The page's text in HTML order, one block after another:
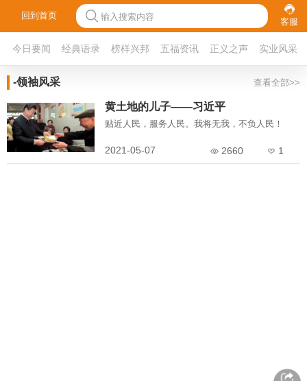
回到首页 输入搜索内容 客服
今日要闻 经典语录 榜样兴邦 五福资讯 正义之声 实业风采
-领袖风采 查看全部>>
黄土地的儿子——习近平
贴近人民，服务人民。我将无我，不负人民！
2021-05-07 2660 1